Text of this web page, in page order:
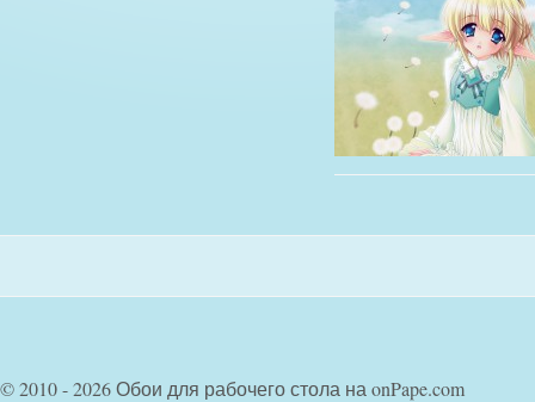
© 2010 - 2026 Обои для рабочего стола на onPape.com